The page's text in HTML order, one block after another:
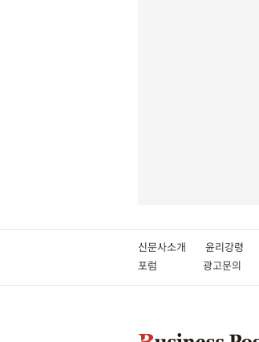
신문사소개 윤리강령
포럼
광고문의